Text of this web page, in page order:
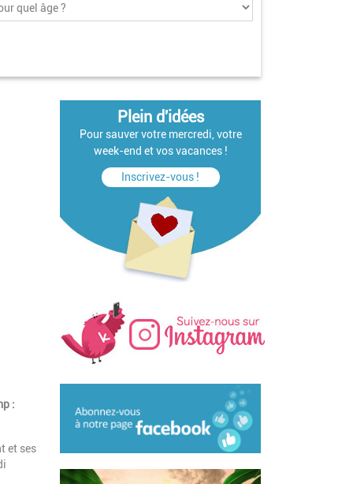
:
et ses
Plein d'idées
Pour sauver votre mercredi, votre
week-end et vos vacances !
Inscrivez-vous !